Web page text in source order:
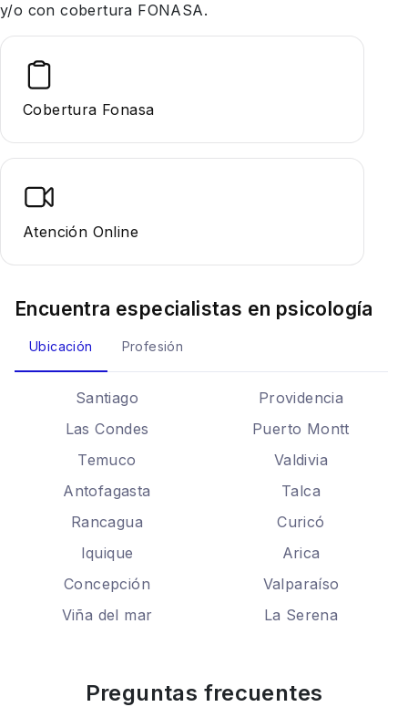
y/o con cobertura FONASA.
Cobertura Fonasa
Atención Online
Encuentra especialistas en psicología
Ubicación Profesión
Santiago
Providencia
Las Condes
Puerto Montt
Temuco
Valdivia
Antofagasta
Talca
Rancagua
Curicó
Iquique
Arica
Concepción
Valparaíso
Viña del mar
La Serena
Preguntas frecuentes